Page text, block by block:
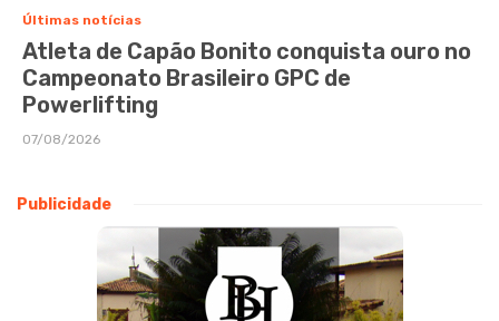
Últimas notícias
Atleta de Capão Bonito conquista ouro no
Campeonato Brasileiro GPC de
Powerlifting
07/08/2026
Publicidade